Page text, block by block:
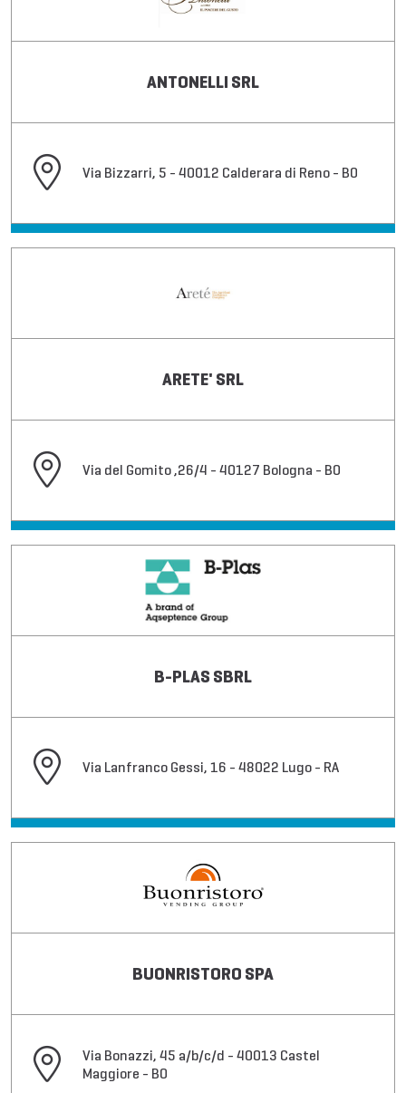
ANTONELLI SRL
Via Bizzarri, 5 - 40012 Calderara di Reno - BO
ARETE' SRL
Via del Gomito ,26/4 - 40127 Bologna - BO
B-PLAS SBRL
Via Lanfranco Gessi, 16 - 48022 Lugo - RA
BUONRISTORO SPA
Via Bonazzi, 45 a/b/c/d - 40013 Castel
Maggiore - BO